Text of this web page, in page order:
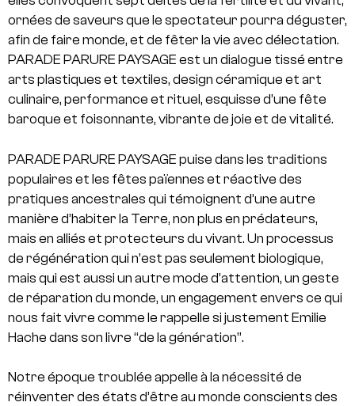
ornées de saveurs que le spectateur pourra déguster,
afin de faire monde, et de fêter la vie avec délectation.
PARADE PARURE PAYSAGE est un dialogue tissé entre
arts plastiques et textiles, design céramique et art
culinaire, performance et rituel, esquisse d’une fête
baroque et foisonnante, vibrante de joie et de vitalité.
PARADE PARURE PAYSAGE puise dans les traditions
populaires et les fêtes païennes et réactive des
pratiques ancestrales qui témoignent d’une autre
manière d’habiter la Terre, non plus en prédateurs,
mais en alliés et protecteurs du vivant. Un processus
de régénération qui n’est pas seulement biologique,
mais qui est aussi un autre mode d’attention, un geste
de réparation du monde, un engagement envers ce qui
nous fait vivre comme le rappelle si justement Emilie
Hache dans son livre “de la génération”.
Notre époque troublée appelle à la nécessité de
réinventer des états d’être au monde conscients des